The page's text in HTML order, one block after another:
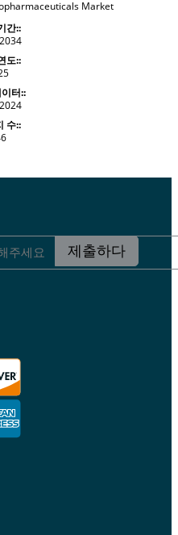
간::
도::
터::
수::
제출하다